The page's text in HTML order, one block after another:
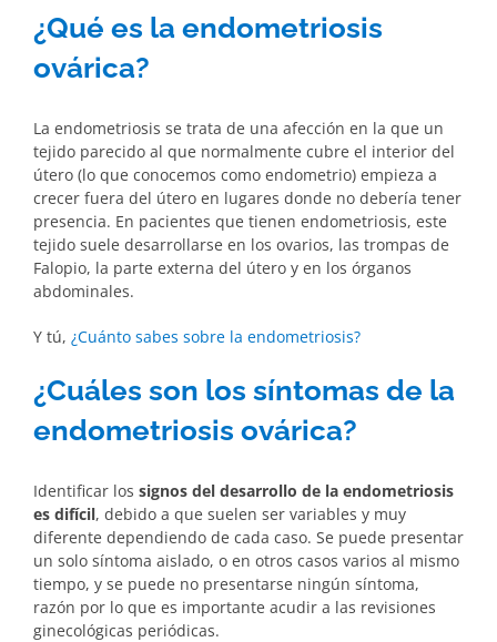
¿Qué es la endometriosis
ovárica?
La endometriosis se trata de una afección en la que un
tejido parecido al que normalmente cubre el interior del
útero (lo que conocemos como endometrio) empieza a
crecer fuera del útero en lugares donde no debería tener
presencia. En pacientes que tienen endometriosis, este
tejido suele desarrollarse en los ovarios, las trompas de
Falopio, la parte externa del útero y en los órganos
abdominales.
Y tú, ¿Cuánto sabes sobre la endometriosis?
¿Cuáles son los síntomas de la
endometriosis ovárica?
Identificar los signos del desarrollo de la endometriosis
es difícil, debido a que suelen ser variables y muy
diferente dependiendo de cada caso. Se puede presentar
un solo síntoma aislado, o en otros casos varios al mismo
tiempo, y se puede no presentarse ningún síntoma,
razón por lo que es importante acudir a las revisiones
ginecológicas periódicas.